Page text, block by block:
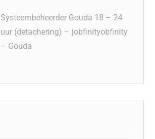
Systeembeheerder Gouda 18 – 24
uur (detachering) – jobfinityobfinity
– Gouda